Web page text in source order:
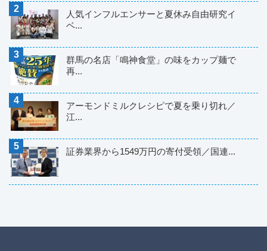
人気インフルエンサーと夏休み自由研究イ
ベ...
群馬の名店「鳴神食堂」の味をカップ麺で
再...
アーモンドミルクレシピで夏を乗り切れ／
江...
証券業界から1549万円の寄付受領／国連...